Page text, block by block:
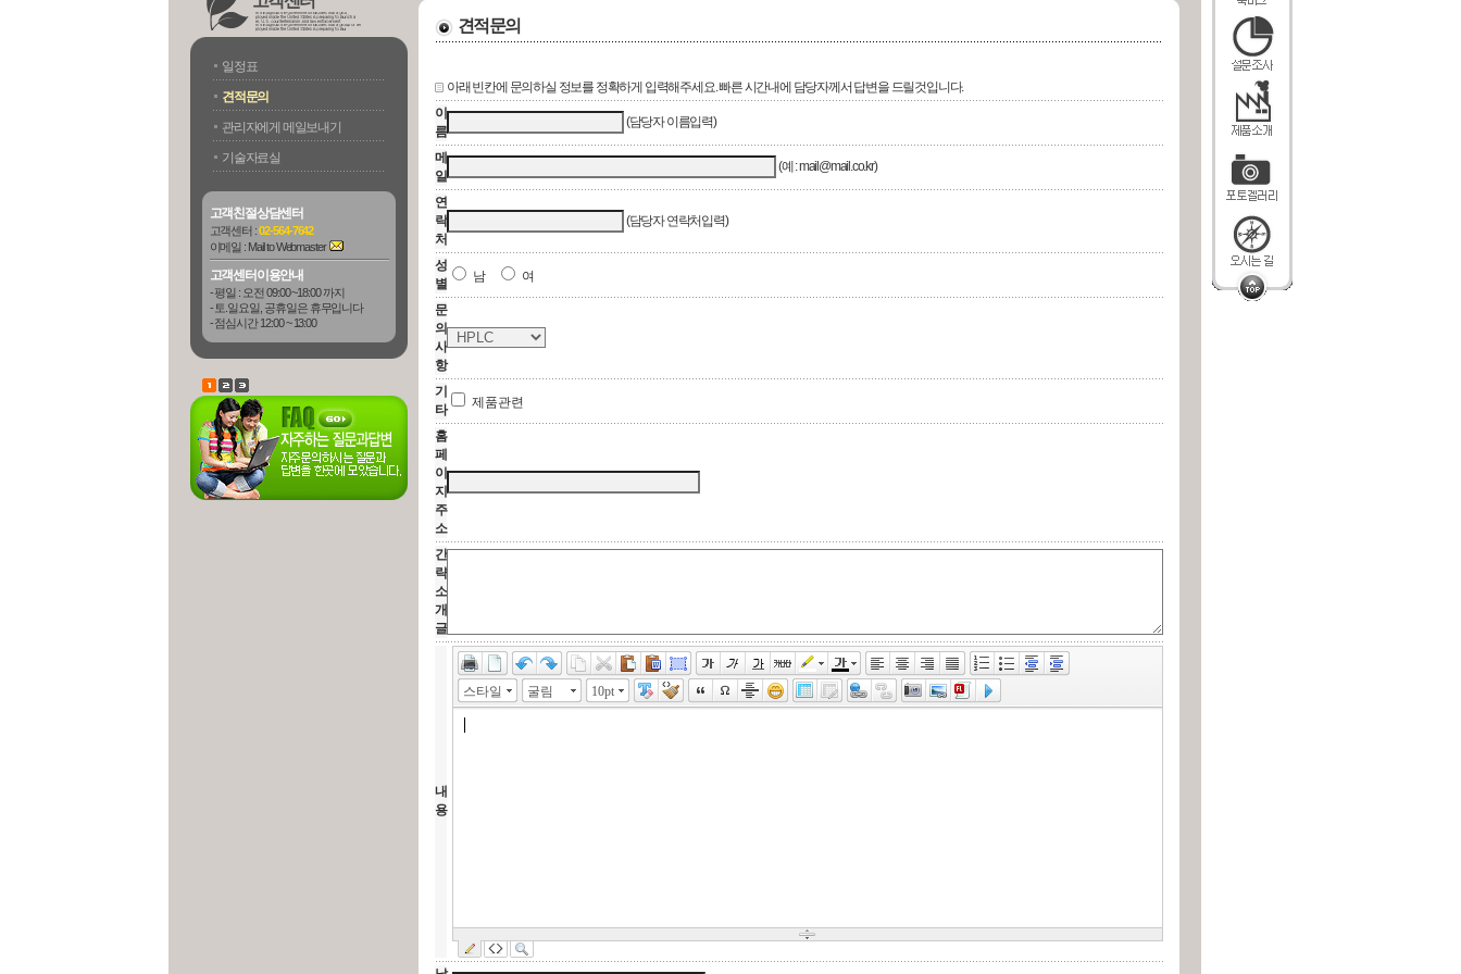
일정표
견적문의
관리자에게 메일보내기
기술자료실
고객친절상담센터
고객센터 :02-564-7642
이메일 : Mail to Webmaster
고객센터이용안내
- 평일 : 오전 09:00 ~18:00 까지
- 토.일요일, 공휴일은 휴무입니다
- 점심시간 12:00 ~ 13:00
견적문의
아래 빈칸에 문의하실 정보를 정확하게 입력해주세요. 빠른 시간내에 담당자께서 답변을 드릴것입니다.
이
름
(담당자 이름입력)
메
일
(예 : mail@mail.co.kr)
연
락
처
(담당자 연락처입력)
성
별
남 여
문
의
사
항
기
타
제품관련
홈
페
이
지
주
소
간
략
소
개
글
내
용
스타일 굴림 10pt